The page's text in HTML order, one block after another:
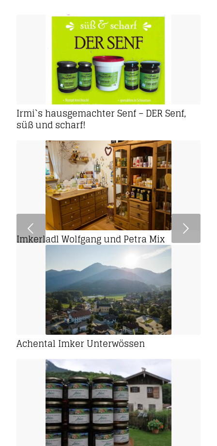
Irmi`s hausgemachter Senf – DER Senf,
süß und scharf!
Imkerladl Wolfgang und Petra Mix
Achental Imker Unterwössen
Weiter